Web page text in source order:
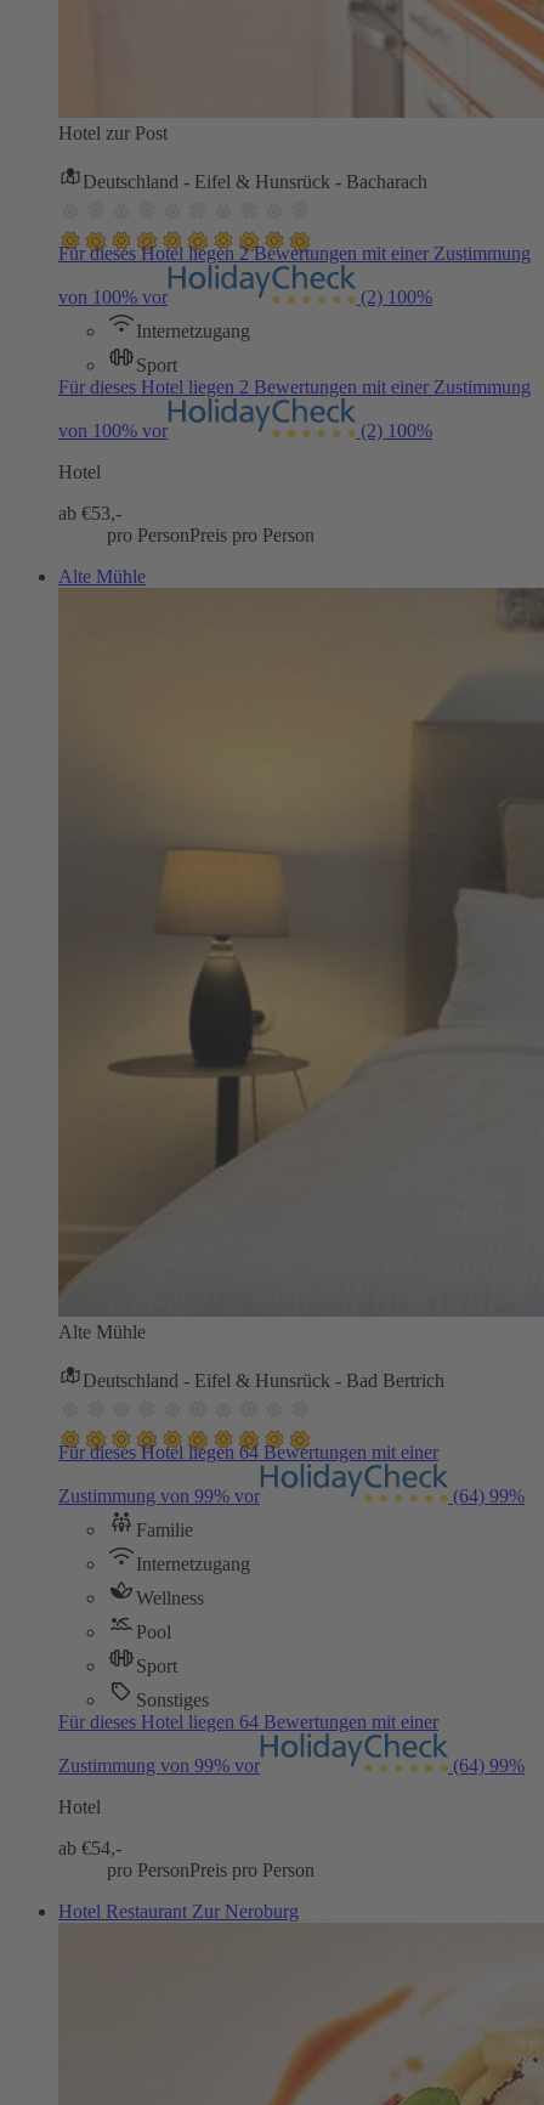
Hotel zur Post
Deutschland - Eifel & Hunsrück - Bacharach
Für dieses Hotel liegen 2 Bewertungen mit einer Zustimmung
von 100% vor (2) 100%
Internetzugang
Sport
Für dieses Hotel liegen 2 Bewertungen mit einer Zustimmung
von 100% vor (2) 100%
Hotel
ab €53,-
pro PersonPreis pro Person
Alte Mühle
Alte Mühle
Deutschland - Eifel & Hunsrück - Bad Bertrich
Für dieses Hotel liegen 64 Bewertungen mit einer
Zustimmung von 99% vor (64) 99%
Familie
Internetzugang
Wellness
Pool
Sport
Sonstiges
Für dieses Hotel liegen 64 Bewertungen mit einer
Zustimmung von 99% vor (64) 99%
Hotel
ab €54,-
pro PersonPreis pro Person
Hotel Restaurant Zur Neroburg